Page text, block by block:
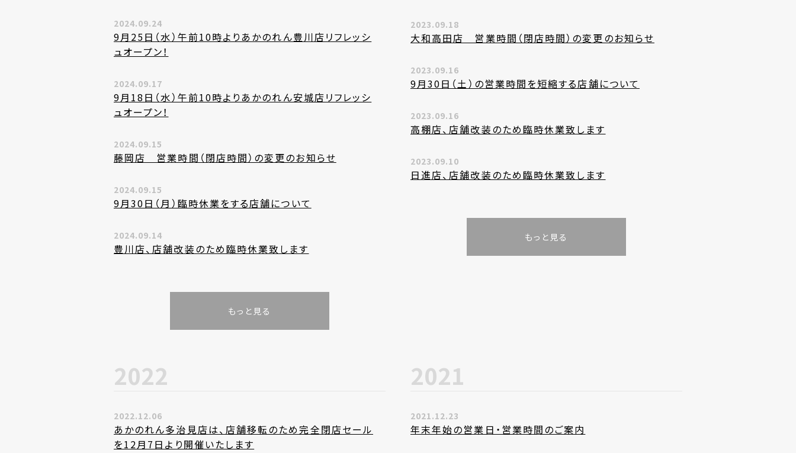
2024.09.24
9月25日（水）午前10時よりあかのれん豊川店リフレッシ
ュオープン！
2024.09.17
9月18日（水）午前10時よりあかのれん安城店リフレッシ
ュオープン！
2024.09.15
藤岡店 営業時間（閉店時間）の変更のお知らせ
2024.09.15
9月30日（月）臨時休業をする店舗について
2024.09.14
豊川店、店舗改装のため臨時休業致します
もっと見る
2023.09.18
大和高田店 営業時間（閉店時間）の変更のお知らせ
2023.09.16
9月30日（土）の営業時間を短縮する店舗について
2023.09.16
高棚店、店舗改装のため臨時休業致します
2023.09.10
日進店、店舗改装のため臨時休業致します
もっと見る
2022
2022.12.06
あかのれん多治見店は、店舗移転のため完全閉店セール
を12月7日より開催いたします
2021
2021.12.23
年末年始の営業日・営業時間のご案内